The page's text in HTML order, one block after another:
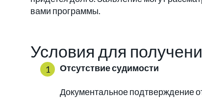
вами программы.
Условия для
Отсутствие судимости
Документальное подтверждение